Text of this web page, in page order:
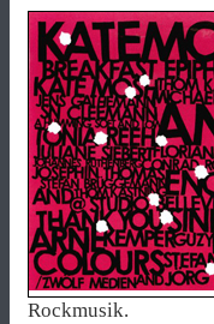
Rockmusik.